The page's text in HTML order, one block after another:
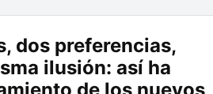
dos preferencias,
ilusión: así ha